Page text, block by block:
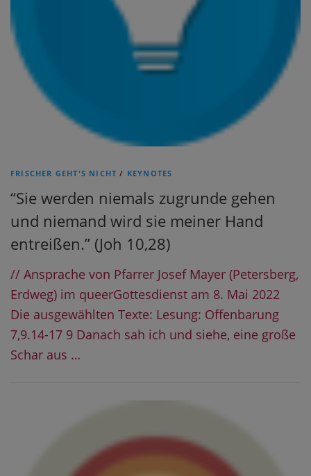
FRISCHER GEHT'S NICHT / KEYNOTES
“Sie werden niemals zugrunde gehen
und niemand wird sie meiner Hand
entreißen.” (Joh 10,28)
// Ansprache von Pfarrer Josef Mayer (Petersberg,
Erdweg) im queerGottesdienst am 8. Mai 2022
Die ausgewählten Texte: Lesung: Offenbarung
7,9.14-17 9 Danach sah ich und siehe, eine große
Schar aus …